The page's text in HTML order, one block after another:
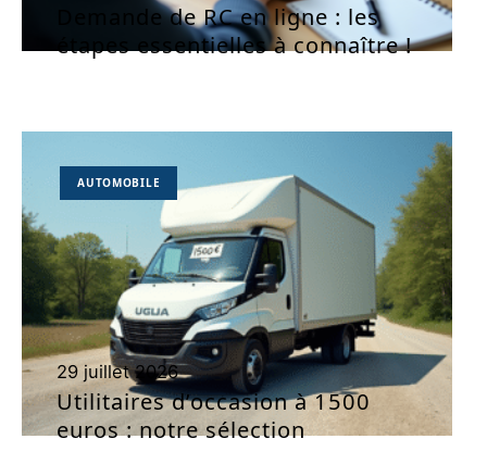
Demande de RC en ligne : les
étapes essentielles à connaître !
AUTOMOBILE
29 juillet 2026
Utilitaires d’occasion à 1500
euros : notre sélection